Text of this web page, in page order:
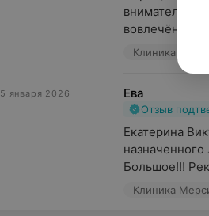
внимательно
Клиника
5 января 2026 Ева
Отзыв
Екатерина
Большое!!!
Клиника